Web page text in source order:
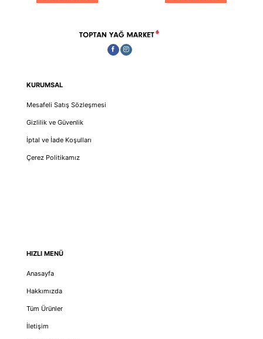
KURUMSAL
Mesafeli Satış Sözleşmesi
Gizlilik ve Güvenlik
İptal ve İade Koşulları
Çerez Politikamız
HIZLI MENÜ
Anasayfa
Hakkımızda
Tüm Ürünler
İletişim